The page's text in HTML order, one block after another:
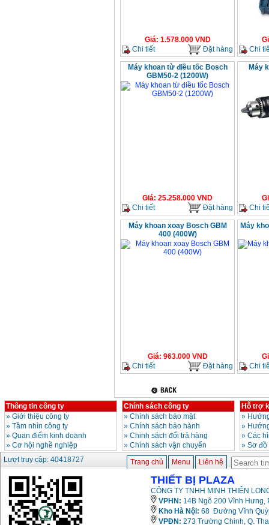
Giá: 1.578.000VND
Chi tiết
Đặt hàng
Chi
Máy khoan từ điều tốc Bosch
GBM50-2 (1200W)
Giá: 25.258.000 VND
Chi tiết
Đặt hàng
Máy
Chi
Máy khoan xoay Bosch GBM
400 (400W)
Giá: 963.000VND
Chi tiết
Đặt hàng
Máy
Chi
Thông tin công ty
» Giới thiệu công ty
» Tầm nhìn công ty
» Quan điểm kinh doanh
» Cơ hội nghề nghiệp
Chính sách công ty
» Chính sách bảo mật
» Chính sách bảo hành
» Chinh sách đổi trả hàng
» Chính sách vận chuyển
Hỗ trợ
»
»
» Các
» Sơ
Lượt truy cập: 40418727
Trang chủ Menu Liên hệ
THIẾT BỊ PLAZA
CÔNG TY TNHH MINH THIÊN
VPHN: 14B Ngõ 200 Vĩnh Hưng,
Kho Hà Nội: 68 Đường Vĩnh
VPĐN: 273 Trường Chinh, Q.